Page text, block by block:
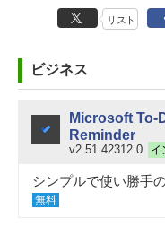
リスト
ビジネス
Microsoft To-
Reminder
v2.51.42312.0 イ
シンプルで使い勝手
無料